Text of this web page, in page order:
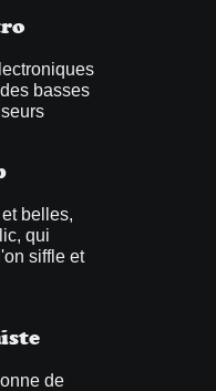
basses
belles,
qui
siffle et
de